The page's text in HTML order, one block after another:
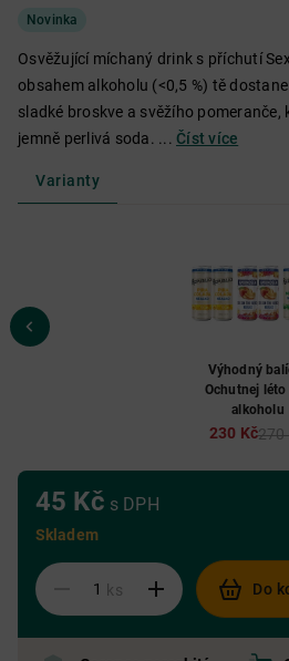
Novinka
Osvěžující míchaný drink s příchutí
obsahem alkoholu (<0,5 %) tě
sladké broskve a svěžího pomeranče,
jemně perlivá soda. ... Číst více
Varianty
Výhodný
Ochutnej léto
alkoholu
230 Kč270
45 Kč s DPH
Skladem
ks Do